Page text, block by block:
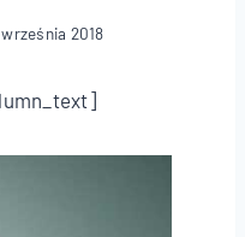
września 2018